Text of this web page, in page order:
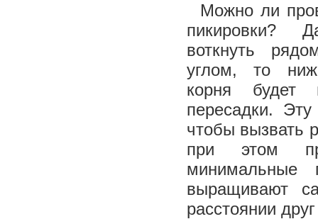
Можно ли
пикировки?
воткнуть
углом, то
корня будет
пересадки.
чтобы вызвать
при этом
минимальные
выращивают
расстоянии